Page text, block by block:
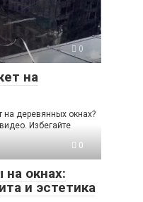
0
на
на деревянных окнах?
Избегайте
0
окнах:
и эстетика